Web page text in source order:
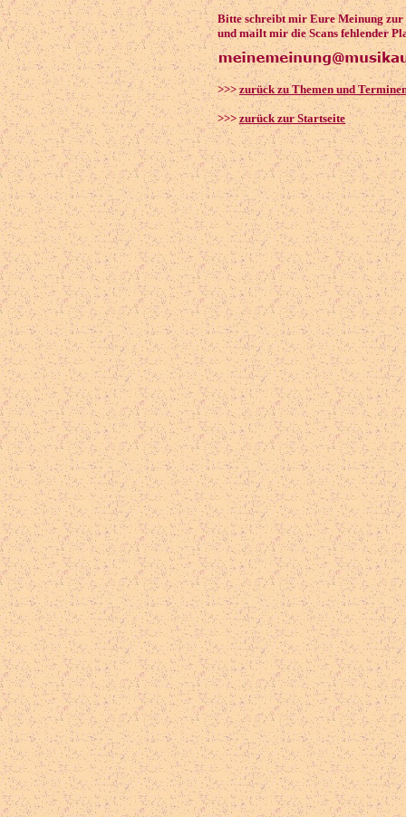
Bitte schreibt mir Eure Meinung zur
und mailt mir die Scans fehlender
>>>zurück zu Themen und
>>>zurück zur Startseite